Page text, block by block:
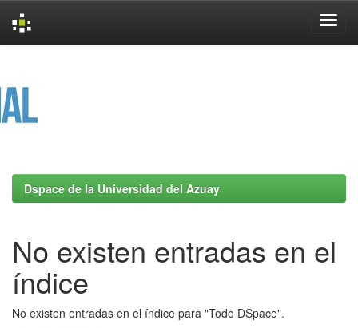
Dspace de la Universidad del Azuay
No existen entradas en el
índice
No existen entradas en el índice para "Todo DSpace".